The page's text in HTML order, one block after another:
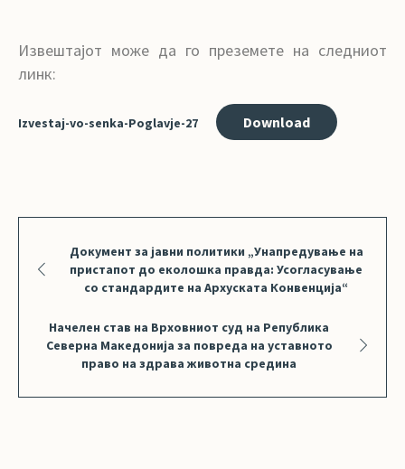
Извештајот може да го преземете на следниот
линк:
Izvestaj-vo-senka-Poglavje-27 Download
Документ за јавни политики „Унапредување на
пристапот до еколошка правда: Усогласување
со стандардите на Архуската Конвенција“
Начелен став на Врховниот суд на Република
Северна Македонија за повреда на уставното
право на здрава животна средина